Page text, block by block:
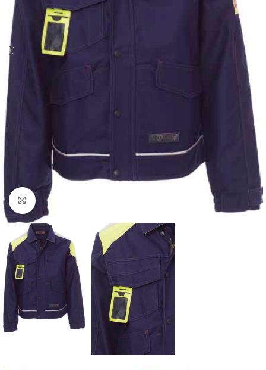
Увеличить